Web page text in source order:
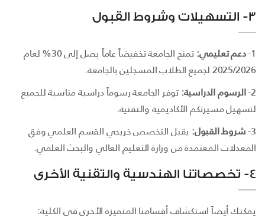
3- التسهيلات وشروط القبول
1- دعم تعليمي:
تمنح الجامعة تخفيضاً عاماً يصل إلى 30% لعام
2025/2026 لجميع الطلاب المسجلين بالجامعة.
2- الرسوم الدراسية:توفر الجامعة رسوماً دراسية مناسبة للجميع
لتسهيل مسيرتكم الأكاديمية والتقنية.
3- شروط القبول: يقبل التخصص خريجي القسم العلمي وفق
المعدلات المعتمدة من وزارة التعليم العالي والبحث العلمي.
4- تخصصاتنا الهندسية والتقنية الأخرى
يمكنك أيضاً استكشاف أقسامنا المتميزة الأخرى في الكلية: